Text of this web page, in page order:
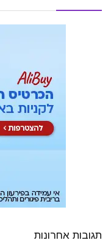
תגובות אחרונות